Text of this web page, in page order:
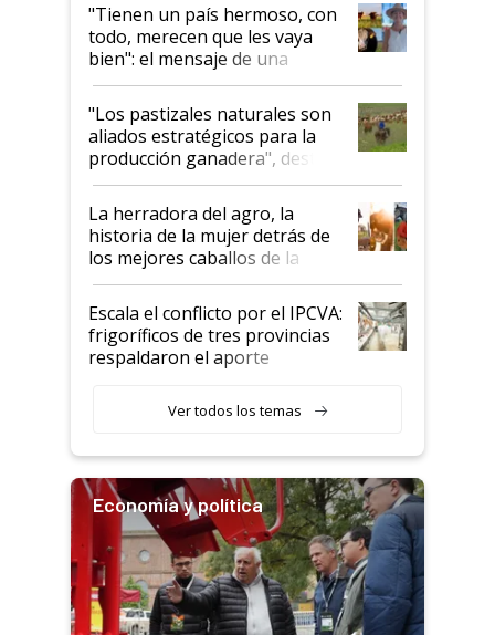
"Tienen un país hermoso, con
todo, merecen que les vaya
bien": el mensaje de una
ganadera uruguaya sobre las
oportunidades que se abren
para el agro en Argentina, con
foco en la carne
"Los pastizales naturales son
aliados estratégicos para la
producción ganadera", destaca
la iniciativa que ya reúne a 46
establecimientos en Argentina
La herradora del agro, la
historia de la mujer detrás de
los mejores caballos de la
Argentina y los mitos que
todavía hacen sufrir a estos
animales: "Mientras me
descalificaban, yo seguí
haciendo currículum"
Escala el conflicto por el IPCVA:
frigoríficos de tres provincias
respaldaron el aporte
Ver todos los temas
Economía y política